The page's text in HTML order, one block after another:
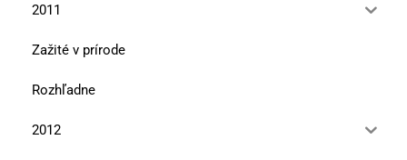
2011
Zažité v prírode
Rozhľadne
2012